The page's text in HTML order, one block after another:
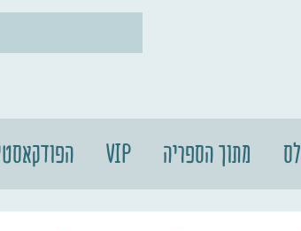
VIP מתוך הספריה